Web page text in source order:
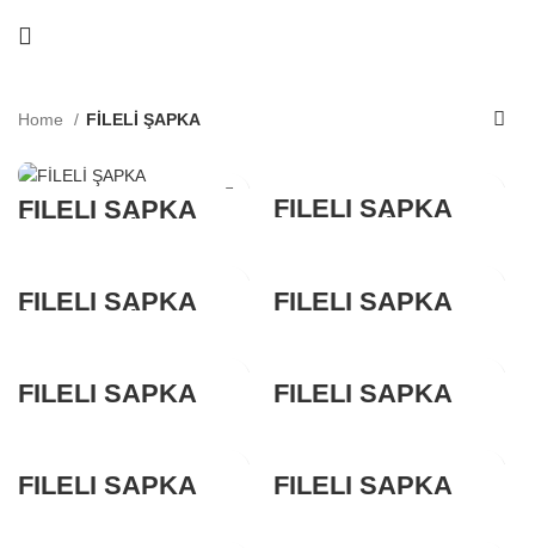
Home FİLELİ ŞAPKA
FİLELİ ŞAPKA
(HT102-A)
FİLELİ ŞAPKA
(HT102-A)
FİLELİ ŞAPKA
(HT102-A)
FİLELİ ŞAPKA
HT102-A
FİLELİ ŞAPKA
HT102-A
FİLELİ ŞAPKA
HT102-A
FİLELİ ŞAPKA
HT102-A
FİLELİ ŞAPKA
HT102-A